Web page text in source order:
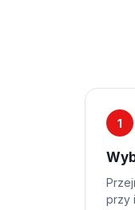
1
przy